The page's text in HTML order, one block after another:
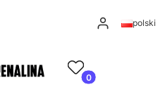
Zaloguj się
polski
Ulubione
Produkty w
Koszyk